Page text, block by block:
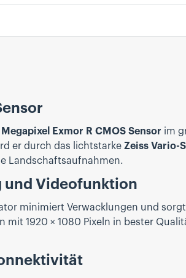
Exmor R CMOS Sensor im
er durch das lichtstarke Zeiss Vario-
Landschaftsaufnahmen.
und Videofunktion
minimiert Verwacklungen und
mit 1920 × 1080 Pixeln in bester